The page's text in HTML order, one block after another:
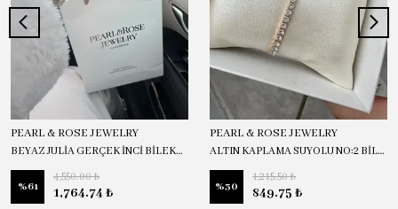
PEARL & ROSE JEWELRY
BEYAZ JULİA GERÇEK İNCİ BİLEKLİK
%61
4,550.00 ₺
1,764.74 ₺
PEARL & ROSE JEWELRY
ALTIN KAPLAMA SUYOLU NO:2 BİLEKLİK
%30
1,215.50 ₺
849.75 ₺